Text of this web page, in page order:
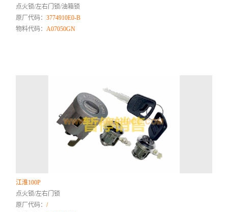
点火锁/左右门锁/油箱锁
原厂代码：3774910E0-B
物料代码：A07050GN
江淮100P
点火锁/左右门锁
原厂代码：/